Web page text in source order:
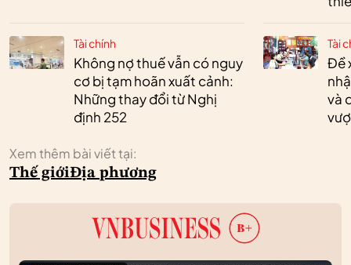
Tài chính
Không nợ thuế vẫn có nguy
cơ bị tạm hoãn xuất cảnh:
Những thay đổi từ Nghị
định 252
Tài
Đề
và
Xem thêm bài viết tại:
Thế giớiĐịa phương